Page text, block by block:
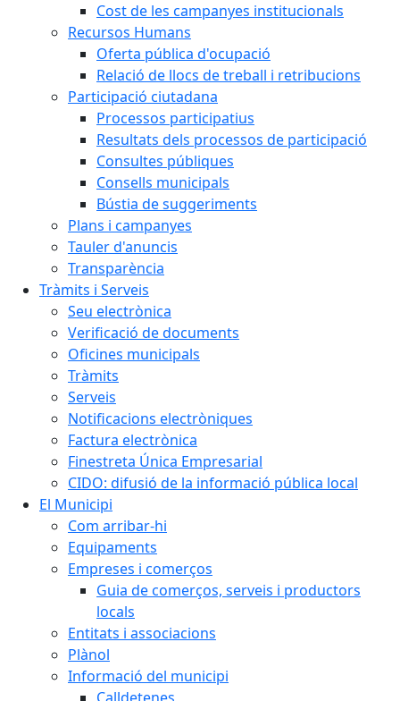
Cost de les campanyes institucionals
Recursos Humans
Oferta pública d'ocupació
Relació de llocs de treball i retribucions
Participació ciutadana
Processos participatius
Resultats dels processos de participació
Consultes públiques
Consells municipals
Bústia de suggeriments
Plans i campanyes
Tauler d'anuncis
Transparència
Tràmits i Serveis
Seu electrònica
Verificació de documents
Oficines municipals
Tràmits
Serveis
Notificacions electròniques
Factura electrònica
Finestreta Única Empresarial
CIDO: difusió de la informació pública local
El Municipi
Com arribar-hi
Equipaments
Empreses i comerços
Guia de comerços, serveis i productors
locals
Entitats i associacions
Plànol
Informació del municipi